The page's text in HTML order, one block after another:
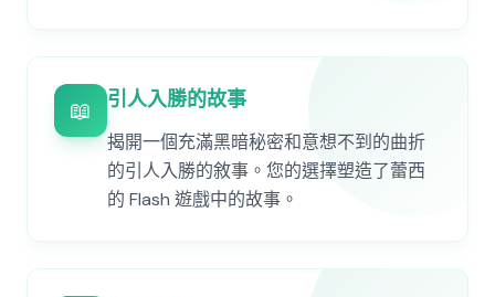
📖 引人入勝的故事
揭開一個充滿黑暗秘密和意想不到的曲折
的引人入勝的敘事。您的選擇塑造了蕾西
的 Flash 遊戲中的故事。